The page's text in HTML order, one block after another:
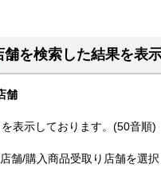
舗を検索した結果を表
舗
表示しております。(50音順)
舗/購入商品受取り店舗を選択